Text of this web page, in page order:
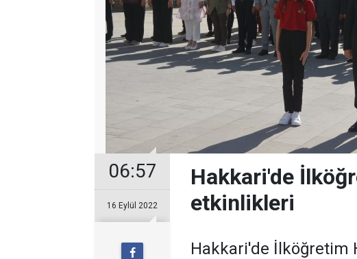
06:57
16 Eylül 2022
Hakkari'de
etkinlikleri
Hakkari'de İlköğretim